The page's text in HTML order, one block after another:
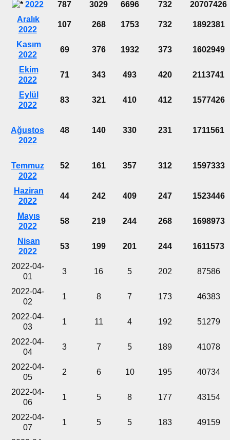
2022 787 3029 6696 732
20707426
Aralık
2022
107 268 1753 732 1892381
Kasım
2022
69 376 1932 373 1602949
Ekim
2022
71 343 493 420 2113741
Eylül
2022
83 321 410 412 1577426
Ağustos
2022
48 140 330 231 1711561
Temmuz
2022
52 161 357 312 1597333
Haziran
2022
44 242 409 247 1523446
Mayıs
2022
58 219 244 268 1698973
Nisan
2022
53 199 201 244 1611573
2022-04-
01
3 16 5 202 87586
2022-04-
02
1 8 7 173 46383
2022-04-
03
1 11 4 192 51279
2022-04-
04
3 7 5 189 41078
2022-04-
05
2 6 10 195 40734
2022-04-
06
1 5 8 177 43154
2022-04-
07
1 5 5 183 49159